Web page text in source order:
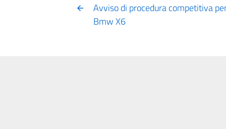
Avviso di procedura competitiva
Bmw X6